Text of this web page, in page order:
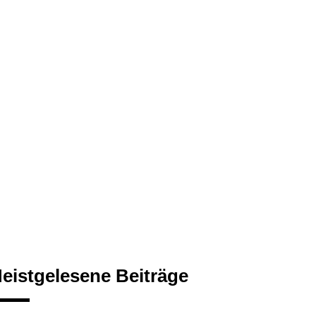
Beiträge